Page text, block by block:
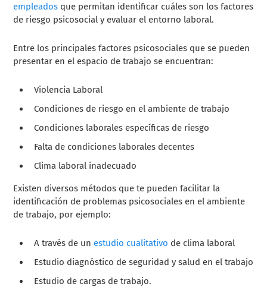
empleados que permitan identificar cuáles son los factores
de riesgo psicosocial y evaluar el entorno laboral.
Entre los principales factores psicosociales que se pueden
presentar en el espacio de trabajo se encuentran:
Violencia Laboral
Condiciones de riesgo en el ambiente de trabajo
Condiciones laborales específicas de riesgo
Falta de condiciones laborales decentes
Clima laboral inadecuado
Existen diversos métodos que te pueden facilitar la
identificación de problemas psicosociales en el ambiente
de trabajo, por ejemplo:
A través de un estudio cualitativo de clima laboral
Estudio diagnóstico de seguridad y salud en el trabajo
Estudio de cargas de trabajo.